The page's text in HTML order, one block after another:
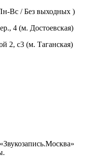
Вс / Без выходных )
4 (м. Достоевская)
2, с3 (м. Таганская)